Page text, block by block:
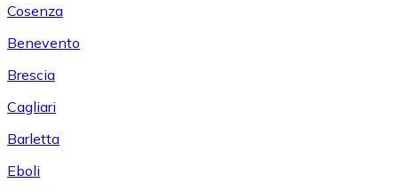
Cosenza
Benevento
Brescia
Cagliari
Barletta
Eboli